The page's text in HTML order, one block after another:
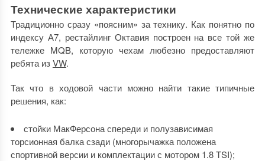
Технические характеристики
Традиционно сразу «поясним» за технику. Как понятно по
индексу А7, рестайлинг Октавия построен на все той же
тележке MQB, которую чехам любезно предоставляют
ребята изVW.
Так что в ходовой части можно найти такие типичные
решения, как:
стойки МакФерсона спереди и полузависимая
торсионная балка сзади (многорычажка положена
спортивной версии и комплектации с мотором 1.8 TSI);